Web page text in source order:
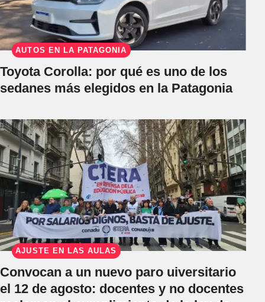
AUTOS EN LA PATAGONIA
Toyota Corolla: por qué es uno de los
sedanes más elegidos en la Patagonia
AJUSTE EN LAS AULAS
Convocan a un nuevo paro uiversitario
el 12 de agosto: docentes y no docentes